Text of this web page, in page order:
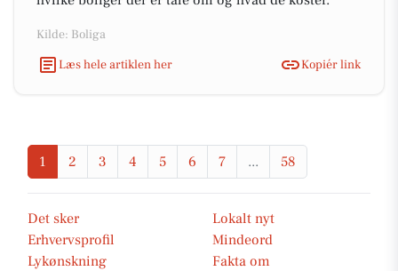
Kilde: Boliga
Læs hele artiklen her
Kopiér link
1 2 3 4 5 6 7 ... 58
Det sker
Lokalt nyt
Erhvervsprofil
Mindeord
Lykønskning
Fakta om